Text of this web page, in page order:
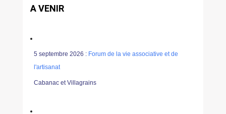
A VENIR
5 septembre 2026 : Forum de la vie associative et de
l'artisanat
Cabanac et Villagrains